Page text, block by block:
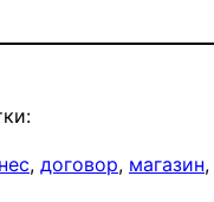
, договор, магазин,